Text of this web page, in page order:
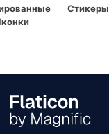
Стикеры